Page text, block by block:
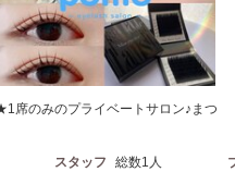
席のみのプライベートサロン♪まつ
スタッフ 総数1人